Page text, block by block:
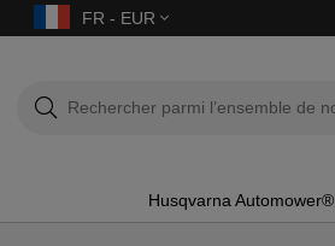
FR - EUR
Husqvarna Automower®